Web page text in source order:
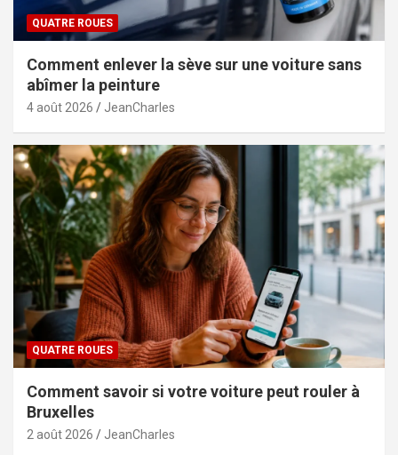
QUATRE ROUES
Comment enlever la sève sur une voiture sans
abîmer la peinture
4 août 2026 JeanCharles
QUATRE ROUES
Comment savoir si votre voiture peut rouler à
Bruxelles
2 août 2026 JeanCharles